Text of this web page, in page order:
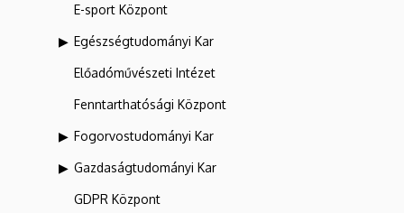
E-sport Központ
Egészségtudományi Kar
Előadóművészeti Intézet
Fenntarthatósági Központ
Fogorvostudományi Kar
Gazdaságtudományi Kar
GDPR Központ